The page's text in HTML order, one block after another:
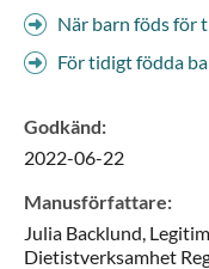
När barn föds för
För tidigt födda
Godkänd:
2022-06-22
Manusförfattare:
Julia Backlund,
Dietistverksamhet